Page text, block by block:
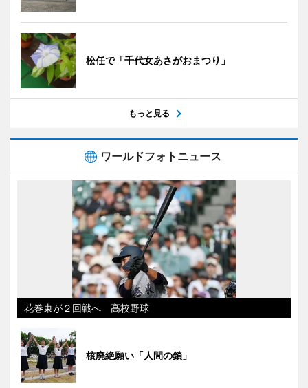
松任で「千代女あさがおまつり」
もっと見る
ワールドフォトニュース
花巻東が２回戦へ 高校野球
核廃絶願い「人間の鎖」